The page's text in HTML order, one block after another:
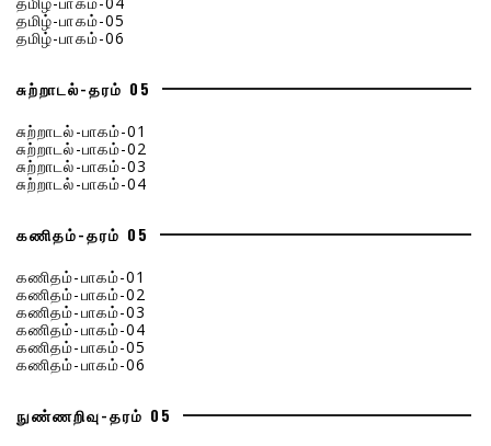
தமிழ்-பாகம்-05
தமிழ்-பாகம்-06
சுற்றாடல்-தரம் 05
சுற்றாடல்-பாகம்-01
சுற்றாடல்-பாகம்-02
சுற்றாடல்-பாகம்-03
சுற்றாடல்-பாகம்-04
கணிதம்-தரம் 05
கணிதம்-பாகம்-01
கணிதம்-பாகம்-02
கணிதம்-பாகம்-03
கணிதம்-பாகம்-04
கணிதம்-பாகம்-05
கணிதம்-பாகம்-06
நுண்ணறிவு-தரம் 05